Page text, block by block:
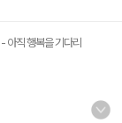
- 아직 행복을 기다리